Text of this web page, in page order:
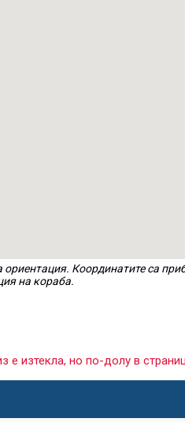
Координатите са
на кораба.
е изтекла, но по-долу в